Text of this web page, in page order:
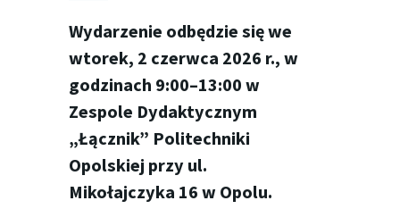
Wydarzenie odbędzie się we
wtorek, 2 czerwca 2026 r., w
godzinach 9:00–13:00 w
Zespole Dydaktycznym
„Łącznik” Politechniki
Opolskiej przy ul.
Mikołajczyka 16 w Opolu.